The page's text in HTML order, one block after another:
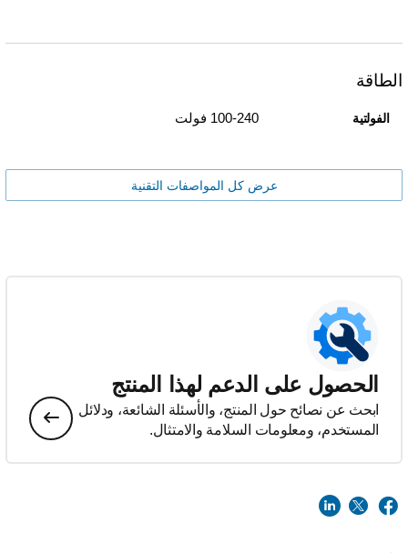
الطاقة
الفولتية 100-240 فولت
عرض كل المواصفات التقنية
الحصول على الدعم لهذا المنتج
ابحث عن نصائح حول المنتج، والأسئلة الشائعة، ودلائل
المستخدم، ومعلومات السلامة والامتثال.